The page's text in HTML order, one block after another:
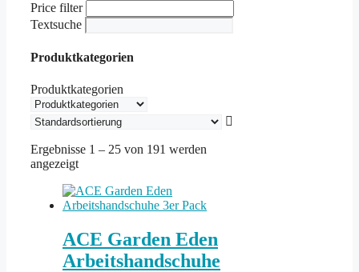
Price filter
Textsuche
Produktkategorien
Produktkategorien
Ergebnisse 1 – 25 von 191 werden
angezeigt
ACE Garden Eden
Arbeitshandschuhe